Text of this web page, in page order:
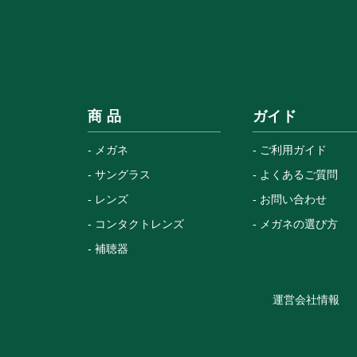
商 品
メガネ
サングラス
レンズ
コンタクトレンズ
補聴器
ガイド
ご利用ガイド
よくあるご質問
お問い合わせ
メガネの選び方
運営会社情報